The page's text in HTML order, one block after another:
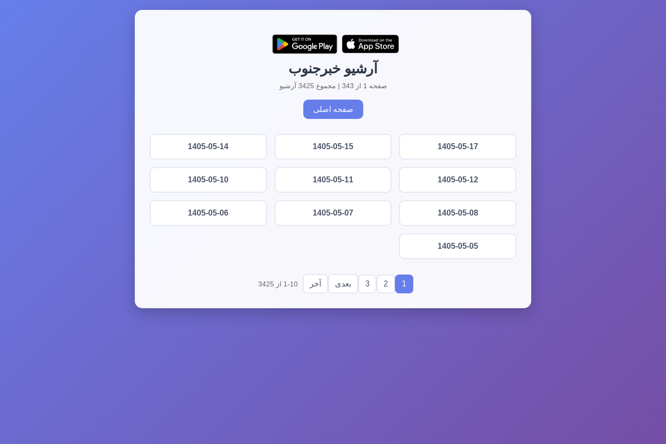
آرشیو خبرجنوب
صفحه 1 از 343 | مجموع 3425 آرشیو
صفحه اصلی
1405-05-17
1405-05-15
1405-05-14
1405-05-12
1405-05-11
1405-05-10
1405-05-08
1405-05-07
1405-05-06
1405-05-05
1
2
3 بعدی آخر 1-10 از 3425